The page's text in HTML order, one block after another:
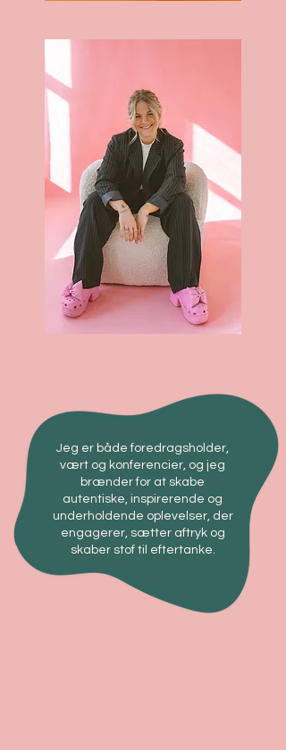
Jeg er både foredragsholder,
vært og konferencier, og jeg
brænder for at skabe
autentiske, inspirerende og
underholdende oplevelser, der
engagerer, sætter aftryk og
skaber stof til eftertanke.